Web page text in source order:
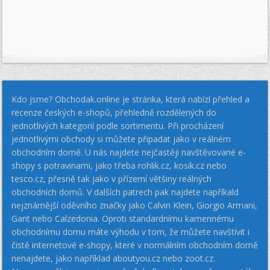
Kdo jsme? Obchodak.online je stránka, která nabízí přehled a
recenze českých e-shopů, přehledně rozdělených do
jednotlivých kategorií podle sortimentu. Při procházení
jednotlivými obchody si můžete připadat jako v reálném
obchodním domě. U nás najdete nejčastěji navštěvované e-
shopy s potravinami, jako třeba rohlik.cz, kosik.cz nebo
tesco.cz, přesně tak jako v přízemí většiny reálných
obchodních domů. V dalších patrech pak najdete napříkald
nejznámější oděvního značky jako Calvin Klein, Giorgio Armani,
Gant nebo Calzedonia. Oproti standardnímu kamennému
obchodnímu domu máte výhodu v tom, že můžete navštívit i
čistě internetové e-shopy, které v normálním obchodním domě
nenajdete, jako například aboutyou.cz nebo zoot.cz.